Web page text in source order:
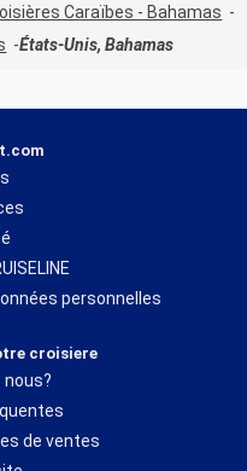
Caraïbes - Bahamas
États-Unis, Bahamas
personnelles
croisiere
de ventes